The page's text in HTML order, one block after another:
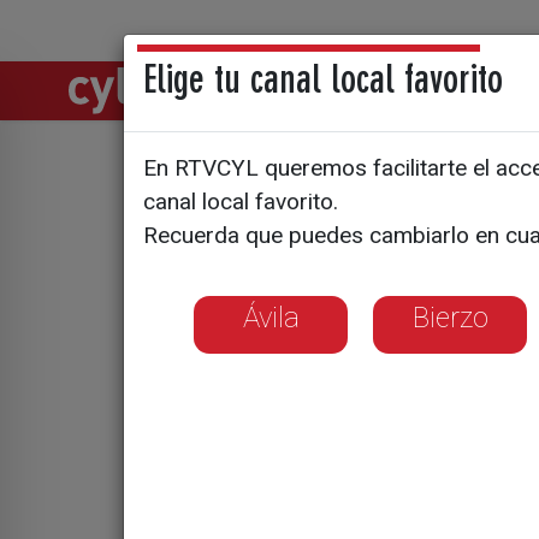
Directos
español
Se encontraba
Elige tu canal local favorito
En RTVCYL queremos facilitarte el
canal local favorito.
Recuerda que puedes cambiarlo en
Ávila Bierzo